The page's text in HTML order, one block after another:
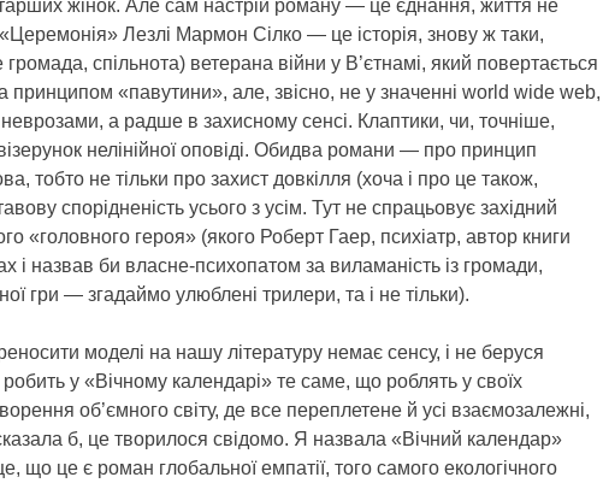
жінок. Але сам настрій роману — це єднання, життя не
«Церемонія» Лезлі Мармон Сілко — це історія, знову ж таки,
спільнота) ветерана війни у В’єтнамі, який повертається
«павутини», але, звісно, не у значенні world wide web,
а радше в захисному сенсі. Клаптики, чи, точніше,
нелінійної оповіді. Обидва романи — про принцип
тобто не тільки про захист довкілля (хоча і про це також,
спорідненість усього з усім. Тут не спрацьовує західний
«головного героя» (якого Роберт Гаер, психіатр, автор книги
і назвав би власне-психопатом за виламаність із громади,
гри — згадаймо улюблені трилери, та і не тільки).
моделі на нашу літературу немає сенсу, і не беруся
у «Вічному календарі» те саме, що роблять у своїх
об’ємного світу, де все переплетене й усі взаємозалежні,
б, це творилося свідомо. Я назвала «Вічний календар»
це є роман глобальної емпатії, того самого екологічного